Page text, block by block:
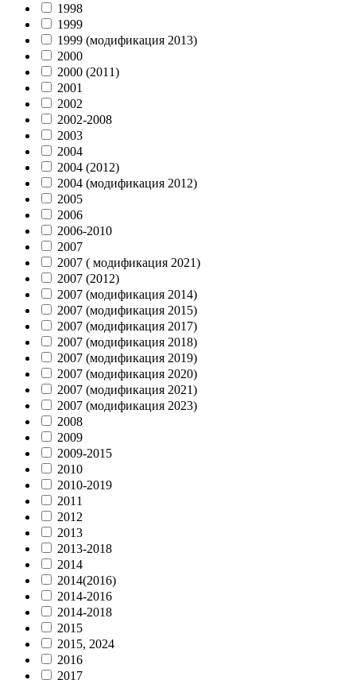
1998
1999
1999 (модификация 2013)
2000
2000 (2011)
2001
2002
2002-2008
2003
2004
2004 (2012)
2004 (модификация 2012)
2005
2006
2006-2010
2007
2007 ( модификация 2021)
2007 (2012)
2007 (модификация 2014)
2007 (модификация 2015)
2007 (модификация 2017)
2007 (модификация 2018)
2007 (модификация 2019)
2007 (модификация 2020)
2007 (модификация 2021)
2007 (модификация 2023)
2008
2009
2009-2015
2010
2010-2019
2011
2012
2013
2013-2018
2014
2014(2016)
2014-2016
2014-2018
2015
2015, 2024
2016
2017